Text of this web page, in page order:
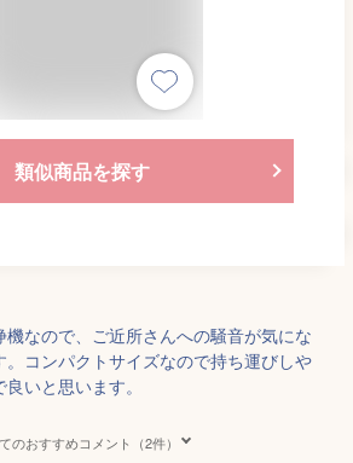
類似商品を探す
なので、ご近所さんへの騒音が気にな
。コンパクトサイズなので持ち運びしや
いと思います。
のおすすめコメント（2件）